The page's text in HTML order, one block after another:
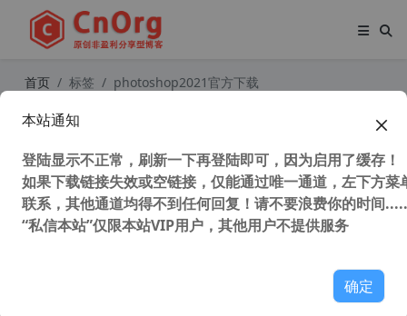
首页 标签 photoshop2021官方下载
本站通知
登陆显示不正常，刷新一下再登陆即可，因为启用了缓存！
如果下载链接失效或空链接，仅能通过唯一通道，左下方菜
联系，其他通道均得不到任何回复！请不要浪费你的时间
“私信本站”仅限本站VIP用户，其他用户不提供服务
确定